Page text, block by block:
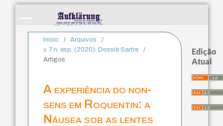
Início / Arquivos
/
v. 7 n. esp. (2020): Dossiê Sartre
/
Artigos
A experiência do non-
sens em Roquentin: a
Náusea sob as lentes
Edição
Atual